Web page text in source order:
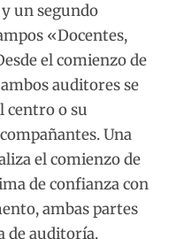
un segundo
«Docentes,
el comienzo de
auditores se
centro o su
Una
el comienzo de
de confianza con
ambas partes
de auditoría.